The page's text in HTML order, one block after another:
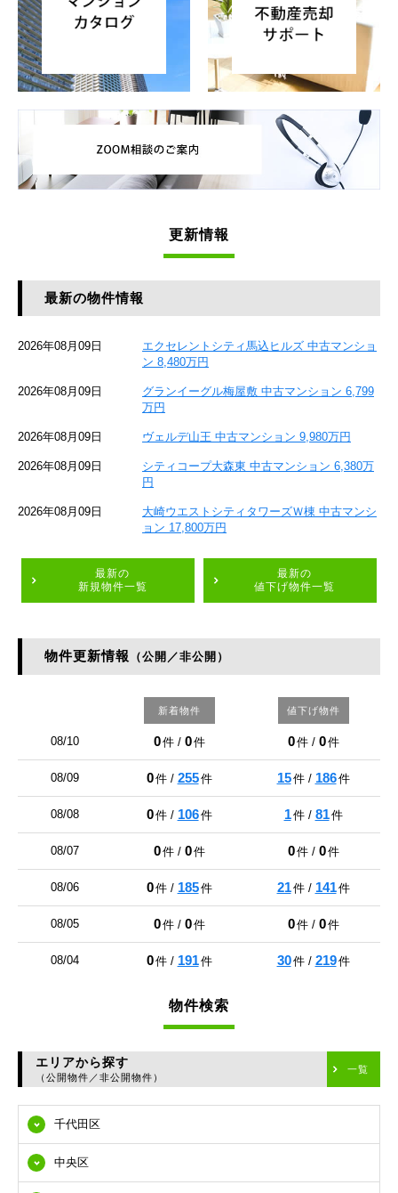
更新情報
最新の物件情報
2026年08月09日
エクセレントシティ馬込ヒルズ 中古マンショ
ン 8,480万円
2026年08月09日
グランイーグル梅屋敷 中古マンション 6,799
万円
2026年08月09日 ヴェルデ山王 中古マンション 9,980万円
2026年08月09日
シティコープ大森東 中古マンション 6,380万
円
2026年08月09日
大崎ウエストシティタワーズＷ棟 中古マンシ
ョン 17,800万円
最新の
新規物件一覧
最新の
値下げ物件一覧
物件更新情報 （公開／非公開）
新着物件 値下げ物件
08/10 0件 / 0件 0件 / 0件
08/09 0件 / 255件 15件 / 186件
08/08 0件 / 106件 1件 / 81件
08/07 0件 / 0件 0件 / 0件
08/06 0件 / 185件 21件 / 141件
08/05 0件 / 0件 0件 / 0件
08/04 0件 / 191件 30件 / 219件
物件検索
エリアから探す
（公開物件／非公開物件）
一覧
千代田区
中央区